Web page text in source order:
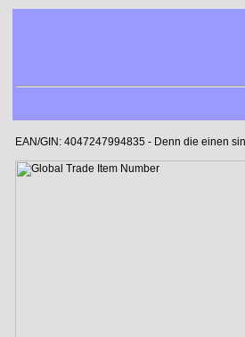
EAN/GIN: 4047247994835 - Denn die einen